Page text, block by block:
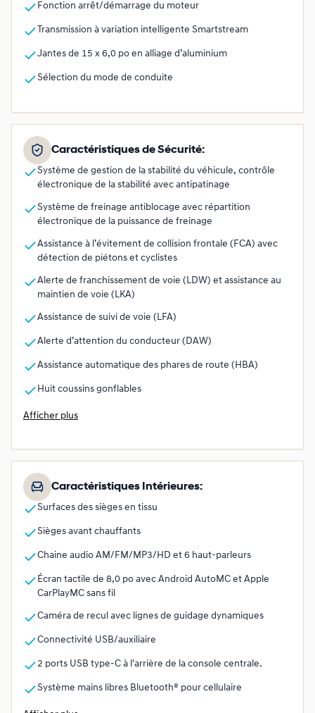
Fonction arrêt/démarrage du moteur
Transmission à variation intelligente Smartstream
Jantes de 15 x 6,0 po en alliage d’aluminium
Sélection du mode de conduite
Caractéristiques de Sécurité:
Système de gestion de la stabilité du véhicule, contrôle
électronique de la stabilité avec antipatinage
Système de freinage antiblocage avec répartition
électronique de la puissance de freinage
Assistance à l’évitement de collision frontale (FCA) avec
détection de piétons et cyclistes
Alerte de franchissement de voie (LDW) et assistance au
maintien de voie (LKA)
Assistance de suivi de voie (LFA)
Alerte d’attention du conducteur (DAW)
Assistance automatique des phares de route (HBA)
Huit coussins gonflables
Afficher plus
Caractéristiques Intérieures:
Surfaces des sièges en tissu
Sièges avant chauffants
Chaine audio AM/FM/MP3/HD et 6 haut-parleurs
Écran tactile de 8,0 po avec Android AutoMC et Apple
CarPlayMC sans fil
Caméra de recul avec lignes de guidage dynamiques
Connectivité USB/auxiliaire
2 ports USB type-C à l'arrière de la console centrale.
Système mains libres Bluetooth® pour cellulaire